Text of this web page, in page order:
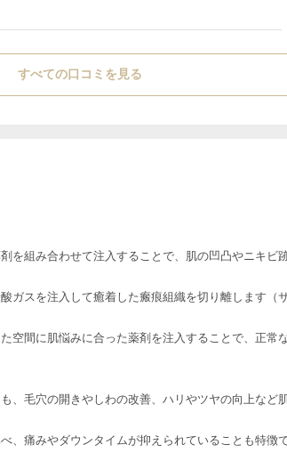
すべての口コミを見る
を組み合わせて注入することで、肌の凹凸やニキビ
ガスを注入して癒着した瘢痕組織を切り離します（
空間に肌悩みに合った薬剤を注入することで、正常
、毛穴の開きやしわの改善、ハリやツヤの向上など
、痛みやダウンタイムが抑えられていることも特徴で